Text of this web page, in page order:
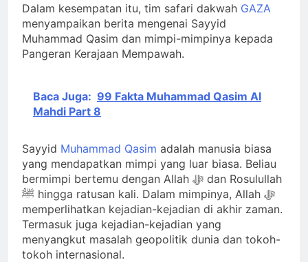
Dalam kesempatan itu, tim safari dakwah GAZA
menyampaikan berita mengenai Sayyid
Muhammad Qasim dan mimpi-mimpinya kepada
Pangeran Kerajaan Mempawah.
Baca Juga: 99 Fakta Muhammad Qasim Al
Mahdi Part 8
Sayyid Muhammad Qasim adalah manusia biasa
yang mendapatkan mimpi yang luar biasa. Beliau
bermimpi bertemu dengan Allah ﷻ dan Rosulullah
ﷺ hingga ratusan kali. Dalam mimpinya, Allah ﷻ
memperlihatkan kejadian-kejadian di akhir zaman.
Termasuk juga kejadian-kejadian yang
menyangkut masalah geopolitik dunia dan tokoh-
tokoh internasional.